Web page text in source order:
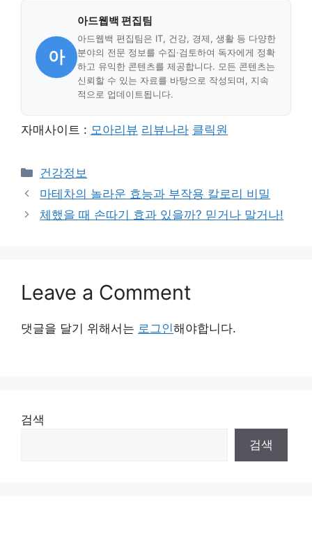
아
아드웹백 편집팀
아드웹백 편집팀은 IT, 건강, 경제, 생활 등 다양한
분야의 전문 정보를 수집·검토하여 독자에게 정확
하고 유익한 콘텐츠를 제공합니다. 모든 콘텐츠는
신뢰할 수 있는 자료를 바탕으로 작성되며, 지속
적으로 업데이트됩니다.
자매사이트 : 모아리뷰 리뷰나라 클릭원
Categories
건강정보
마테차의 놀라운 효능과 부작용 칼로리 비밀
체했을 때 손따기 효과 있을까? 믿거나 말거나!
Leave a Comment
댓글을 달기 위해서는 로그인해야합니다.
검색
검색